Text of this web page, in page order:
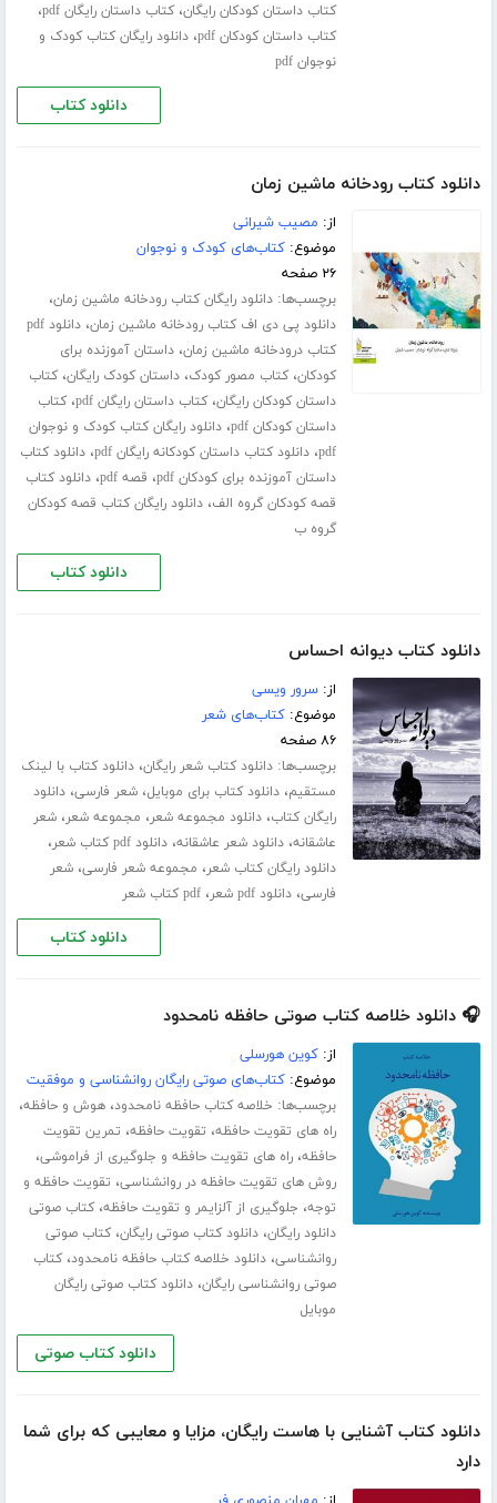
کتاب داستان کودکان رایگان،کتاب داستان رایگان pdf ،
کتاب داستان کودکان pdf ،دانلود رایگان کتاب کودک و
نوجوان pdf
دانلود کتاب
دانلود کتاب رودخانه ماشین زمان
از: مصیب شیرانی
موضوع:کتاب‌های کودک و نوجوان
۲۶ صفحه
برچسب‌ها:دانلود رایگان کتاب رودخانه ماشین زمان،
دانلود پی دی اف کتاب رودخانه ماشین زمان،
دانلود pdf
کتاب درودخانه ماشین زمان،داستان آموزنده برای
کودکان،کتاب مصور کودک،داستان کودک رایگان،کتاب
داستان کودکان رایگان،کتاب داستان رایگان pdf ،کتاب
داستان کودکان pdf
،دانلود رایگان کتاب کودک و نوجوان
pdf،دانلود کتاب داستان کودکانه رایگان pdf ،دانلود کتاب
داستان آموزنده برای کودکان pdf
، قصه pdf ،دانلود کتاب
قصه کودکان گروه الف،دانلود رایگان کتاب قصه کودکان
گروه ب
دانلود کتاب
دانلود کتاب دیوانه احساس
از:سرور ویسی
موضوع:کتاب‌های شعر
۸۶ صفحه
برچسب‌ها:دانلود کتاب شعر رایگان،دانلود کتاب با لینک
مستقیم،دانلود کتاب برای موبایل،شعر فارسی،دانلود
رایگان کتاب،دانلود مجموعه شعر، مجموعه شعر،شعر
عاشقانه،دانلود شعر عاشقانه،دانلود pdf کتاب شعر ،
دانلود رایگان کتاب شعر، مجموعه شعر فارسی،شعر
فارسی،دانلود pdf شعر ،pdf کتاب شعر
دانلود کتاب
🎧 دانلود خلاصه کتاب صوتی حافظه نامحدود
از:کوین هورسلی
موضوع:کتاب‌های صوتی رایگان روانشناسی و موفقیت
برچسب‌ها: خلاصه کتاب حافظه نامحدود،هوش و حافظه،
راه های تقویت حافظه، تقویت حافظه، تمرین تقویت
حافظه،راه های تقویت حافظه و جلوگیری از فراموشی،
روش های تقویت حافظه در روانشناسی، تقویت حافظه و
توجه، جلوگیری از آلزایمر و تقویت حافظه،کتاب صوتی
دانلود رایگان،دانلود کتاب صوتی رایگان،کتاب صوتی
روانشناسی،دانلود خلاصه کتاب حافظه نامحدود،کتاب
صوتی روانشناسی رایگان،دانلود کتاب صوتی رایگان
موبایل
دانلود کتاب صوتی
دانلود کتاب آشنایی با هاست رایگان، مزایا و معایبی که برای شما
دارد